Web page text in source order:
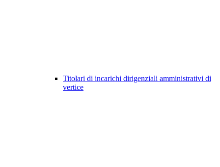
Titolari di incarichi dirigenziali amministrativi di
vertice